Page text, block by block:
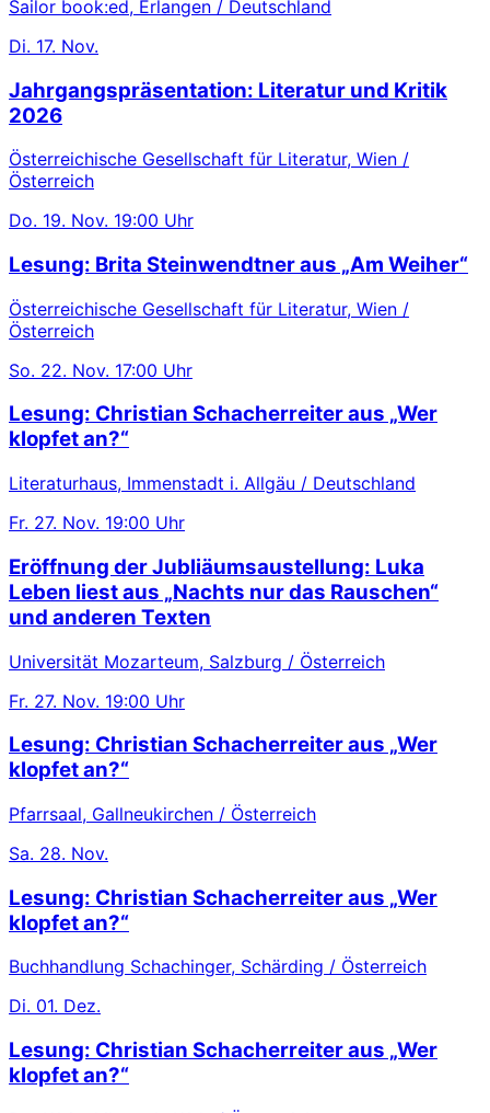
Sailor book:ed, Erlangen / Deutschland
Di. 17. Nov.
Jahrgangspräsentation: Literatur und Kritik
2026
Österreichische Gesellschaft für Literatur, Wien /
Österreich
Do. 19. Nov. 19:00 Uhr
Lesung: Brita Steinwendtner aus „Am Weiher“
Österreichische Gesellschaft für Literatur, Wien /
Österreich
So. 22. Nov. 17:00 Uhr
Lesung: Christian Schacherreiter aus „Wer
klopfet an?“
Literaturhaus, Immenstadt i. Allgäu / Deutschland
Fr. 27. Nov. 19:00 Uhr
Eröffnung der Jubliäumsaustellung: Luka
Leben liest aus „Nachts nur das Rauschen“
und anderen Texten
Universität Mozarteum, Salzburg / Österreich
Fr. 27. Nov. 19:00 Uhr
Lesung: Christian Schacherreiter aus „Wer
klopfet an?“
Pfarrsaal, Gallneukirchen / Österreich
Sa. 28. Nov.
Lesung: Christian Schacherreiter aus „Wer
klopfet an?“
Buchhandlung Schachinger, Schärding / Österreich
Di. 01. Dez.
Lesung: Christian Schacherreiter aus „Wer
klopfet an?“